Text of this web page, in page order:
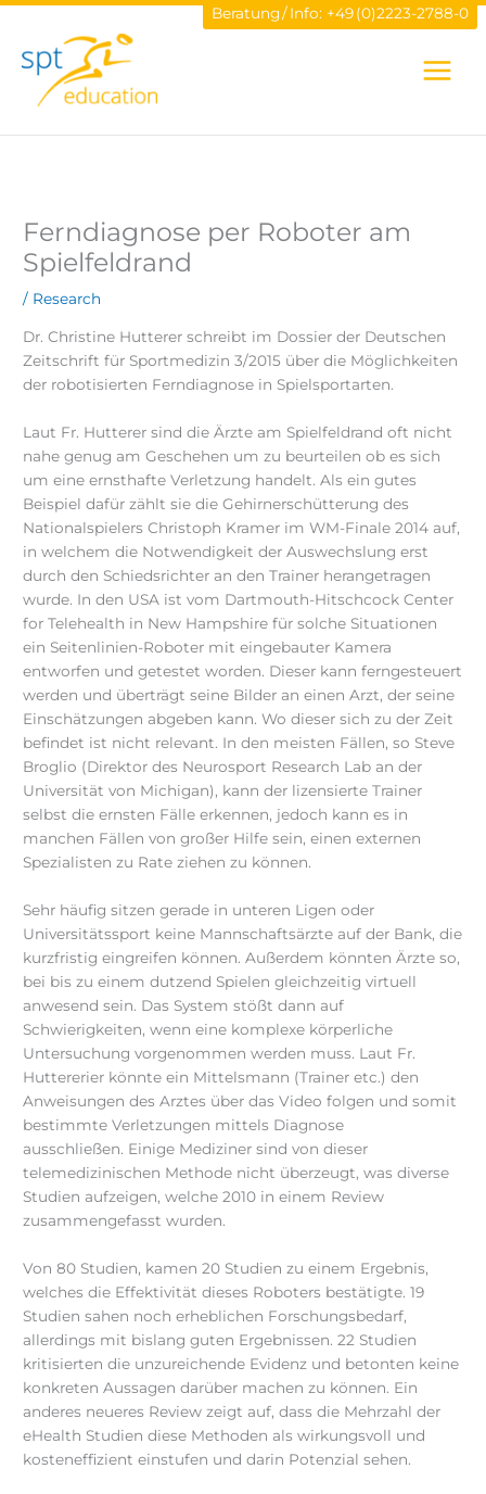
Zum
springen
Beratung / Info: +49 (0)2223-2788-0
Ferndiagnose per Roboter am
Spielfeldrand
/ Research
Dr. Christine Hutterer schreibt im Dossier der Deutschen
Zeitschrift für Sportmedizin 3/2015 über die Möglichkeiten
der robotisierten Ferndiagnose in Spielsportarten.
Laut Fr. Hutterer sind die Ärzte am Spielfeldrand oft nicht
nahe genug am Geschehen um zu beurteilen ob es sich
um eine ernsthafte Verletzung handelt. Als ein gutes
Beispiel dafür zählt sie die Gehirnerschütterung des
Nationalspielers Christoph Kramer im WM-Finale 2014 auf,
in welchem die Notwendigkeit der Auswechslung erst
durch den Schiedsrichter an den Trainer herangetragen
wurde. In den USA ist vom Dartmouth-Hitschcock Center
for Telehealth in New Hampshire für solche Situationen
ein Seitenlinien-Roboter mit eingebauter Kamera
entworfen und getestet worden. Dieser kann ferngesteuert
werden und überträgt seine Bilder an einen Arzt, der seine
Einschätzungen abgeben kann. Wo dieser sich zu der Zeit
befindet ist nicht relevant. In den meisten Fällen, so Steve
Broglio (Direktor des Neurosport Research Lab an der
Universität von Michigan), kann der lizensierte Trainer
selbst die ernsten Fälle erkennen, jedoch kann es in
manchen Fällen von großer Hilfe sein, einen externen
Spezialisten zu Rate ziehen zu können.
Sehr häufig sitzen gerade in unteren Ligen oder
Universitätssport keine Mannschaftsärzte auf der Bank, die
kurzfristig eingreifen können. Außerdem könnten Ärzte so,
bei bis zu einem dutzend Spielen gleichzeitig virtuell
anwesend sein. Das System stößt dann auf
Schwierigkeiten, wenn eine komplexe körperliche
Untersuchung vorgenommen werden muss. Laut Fr.
Huttererier könnte ein Mittelsmann (Trainer etc.) den
Anweisungen des Arztes über das Video folgen und somit
bestimmte Verletzungen mittels Diagnose
ausschließen. Einige Mediziner sind von dieser
telemedizinischen Methode nicht überzeugt, was diverse
Studien aufzeigen, welche 2010 in einem Review
zusammengefasst wurden.
Von 80 Studien, kamen 20 Studien zu einem Ergebnis,
welches die Effektivität dieses Roboters bestätigte. 19
Studien sahen noch erheblichen Forschungsbedarf,
allerdings mit bislang guten Ergebnissen. 22 Studien
kritisierten die unzureichende Evidenz und betonten keine
konkreten Aussagen darüber machen zu können. Ein
anderes neueres Review zeigt auf, dass die Mehrzahl der
eHealth Studien diese Methoden als wirkungsvoll und
kosteneffizient einstufen und darin Potenzial sehen.